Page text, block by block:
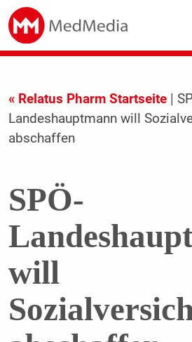
« Relatus Pharm Startseite|
Landeshauptmann will
abschaffen
SPÖ-
will